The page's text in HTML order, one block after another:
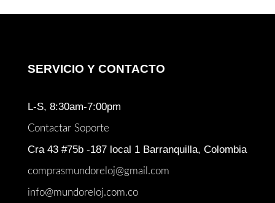
SERVICIO Y CONTACTO
L-S, 8:30am-7:00pm
Contactar Soporte
Cra 43 #75b -187 local 1 Barranquilla, Colombia
comprasmundoreloj@gmail.com
info@mundoreloj.com.co